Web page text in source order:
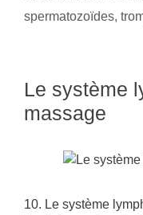
spermatozoïdes,
Le système
massage
10. Le système